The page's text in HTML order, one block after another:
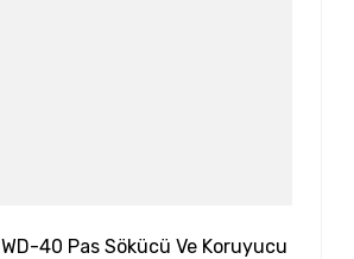
WD-40 Pas Sökücü Ve Koruyucu